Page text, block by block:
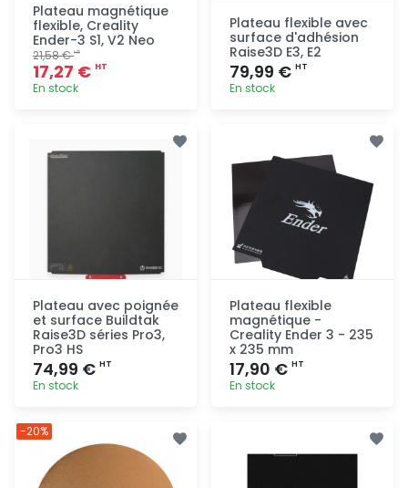
Plateau magnétique
flexible, Creality
Ender-3 S1, V2 Neo
21,58 €HT
17,27 € HT
En stock
Plateau flexible avec
surface d'adhésion
Raise3D E3, E2
79,99 € HT
En stock
Plateau avec poignée
et surface Buildtak
Raise3D séries Pro3,
Pro3 HS
74,99 € HT
En stock
rapide
Plateau flexible
magnétique -
Creality Ender 3 - 235
x 235 mm
17,90 € HT
En stock
-20%